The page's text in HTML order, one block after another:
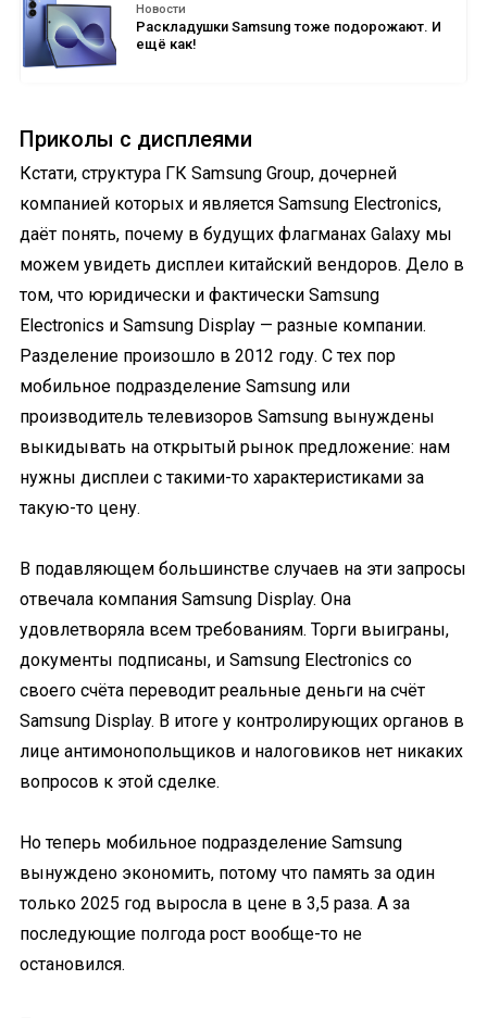
Новости
Раскладушки Samsung тоже подорожают. И
ещё как!
Приколы с дисплеями
Кстати, структура ГК Samsung Group, дочерней
компанией которых и является Samsung Electronics,
даёт понять, почему в будущих флагманах Galaxy мы
можем увидеть дисплеи китайский вендоров. Дело в
том, что юридически и фактически Samsung
Electronics и Samsung Display — разные компании.
Разделение произошло в 2012 году. С тех пор
мобильное подразделение Samsung или
производитель телевизоров Samsung вынуждены
выкидывать на открытый рынок предложение: нам
нужны дисплеи с такими-то характеристиками за
такую-то цену.
В подавляющем большинстве случаев на эти запросы
отвечала компания Samsung Display. Она
удовлетворяла всем требованиям. Торги выиграны,
документы подписаны, и Samsung Electronics со
своего счёта переводит реальные деньги на счёт
Samsung Display. В итоге у контролирующих органов в
лице антимонопольщиков и налоговиков нет никаких
вопросов к этой сделке.
Но теперь мобильное подразделение Samsung
вынуждено экономить, потому что память за один
только 2025 год выросла в цене в 3,5 раза. А за
последующие полгода рост вообще-то не
остановился.